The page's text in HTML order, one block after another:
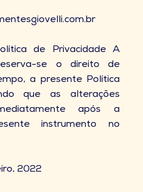
de Privacidade A
se o direito de
a presente Política
que as alterações
após a
instrumento no
2022